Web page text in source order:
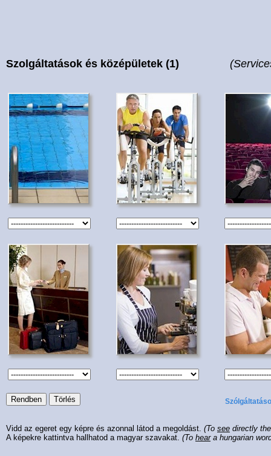
Szolgáltatások és középületek (1)
Vidd az egeret egy képre és azonnal látod a megoldást. (To see directly
A képekre kattintva hallhatod a magyar szavakat. (To heara hungarian